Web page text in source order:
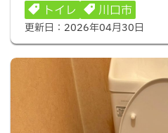
トイレ
川口市
更新日： 2026年04月30日